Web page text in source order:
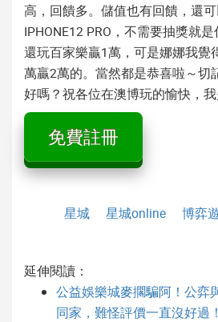
高，回饋多。儲值也有回饋，還
IPHONE12 PRO，不需要抽獎就
還玩百家樂贏1萬，可是娜娜我覺
萬贏2萬的。當然都是恭喜啦～切
好嗎？祝各位在澳博玩的愉快，我
免費註冊
星城 星城online 博弈
延伸閱讀：
公益娛樂城麥擱騙阿！公弈
同家，難怪評價一直沒好過！